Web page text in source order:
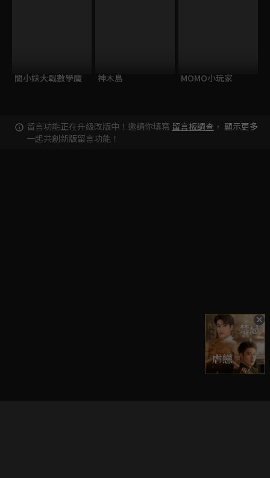
閻小妹大戰數學魔 神木島 MOMO小玩家
留言功能正在升級改版中！邀請你填寫 留言板調查 ，
一起共創新版留言功能！
顯示更多